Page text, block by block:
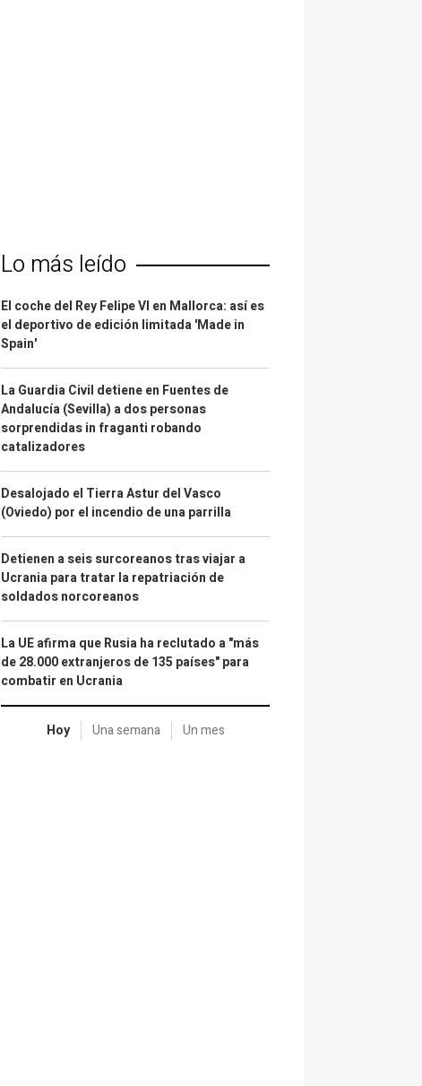
Lo más leído
El coche del Rey Felipe VI en Mallorca: así es
el deportivo de edición limitada 'Made in
Spain'
La Guardia Civil detiene en Fuentes de
Andalucía (Sevilla) a dos personas
sorprendidas in fraganti robando
catalizadores
Desalojado el Tierra Astur del Vasco
(Oviedo) por el incendio de una parrilla
Detienen a seis surcoreanos tras viajar a
Ucrania para tratar la repatriación de
soldados norcoreanos
La UE afirma que Rusia ha reclutado a "más
de 28.000 extranjeros de 135 países" para
combatir en Ucrania
Hoy Una semana Un mes